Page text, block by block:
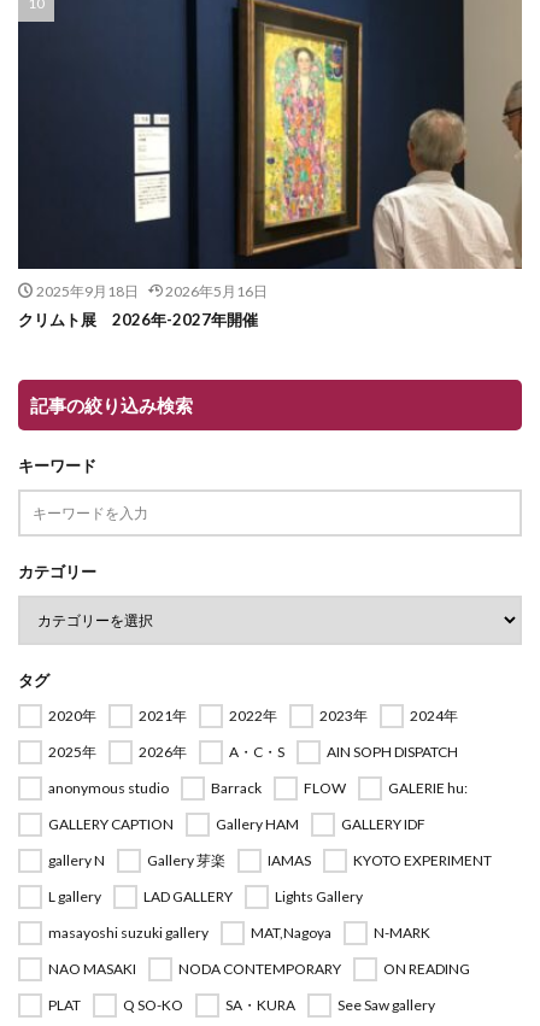
2025年9月18日 2026年5月16日
クリムト展 2026年-2027年開催
記事の絞り込み検索
キーワード
カテゴリー
タグ
2020年 2021年 2022年 2023年
2024年
2025年
2026年 A・C・S
AIN SOPH DISPATCH
anonymous studio
Barrack FLOW
GALERIE hu:
GALLERY CAPTION
Gallery HAM
GALLERY IDF
gallery N
Gallery 芽楽 IAMAS
KYOTO EXPERIMENT
L gallery
LAD GALLERY
Lights Gallery
masayoshi suzuki gallery
MAT,Nagoya
N-MARK
NAO MASAKI
NODA CONTEMPORARY
ON READING
PLAT
Q SO-KO SA・KURA
See Saw gallery